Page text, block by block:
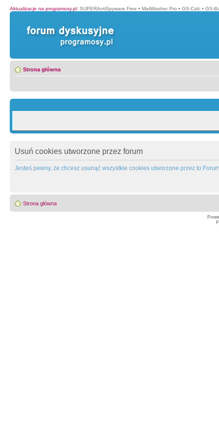
Aktualizacje na programosy.pl: SUPERAntiSpyware Free • MailWasher Pro • GS-Calc • GS-
Strona główna
Usuń cookies utworzone przez forum
Jesteś pewny, że chcesz usunąć wszystkie cookies utworzone przez to
Strona główna